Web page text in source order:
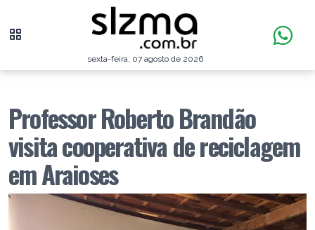
sexta-feira, 07 agosto de 2026
Professor Roberto Brandão
visita cooperativa de reciclagem
em Araioses